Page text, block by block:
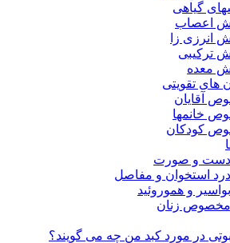
گیاهی
اعصاب
انرزی زا
ترکیبی
معده
های تقویتی
آقایان
خانمها
کودکان
دست و صورت
استخوان و مفاصل
و هموروئید
زنان
در مورد کبد من چه می گویند؟